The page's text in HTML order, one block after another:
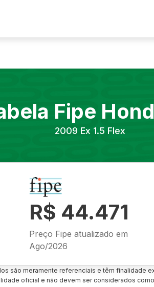
Fipe
2009 Ex 1.5 Flex
R$ 44.471
Preço Fipe atualizado em
Ago/2026
são meramente referenciais e têm finalidade
oficial e não devem ser considerados